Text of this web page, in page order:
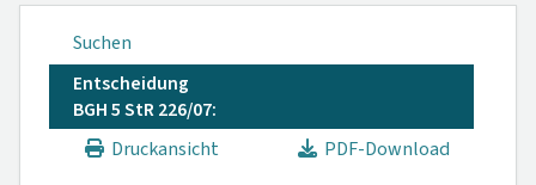
Suchen
Entscheidung
BGH 5 StR 226/07:
Druckansicht
PDF-Download